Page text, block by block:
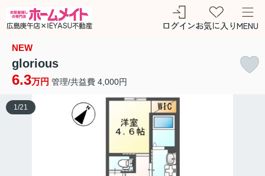
ログインお気に入りMENU
NEW
glorious
6.3万円 管理/共益費 4,000円
1 /21